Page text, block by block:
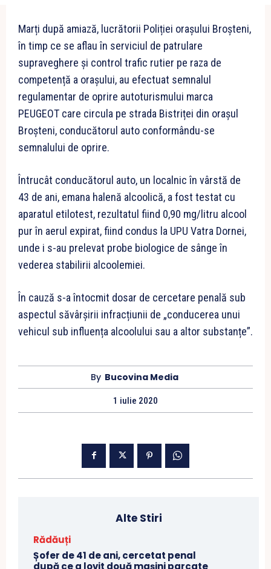
Marți după amiază, lucrătorii Poliției orașului Broșteni,
în timp ce se aflau în serviciul de patrulare
supraveghere și control trafic rutier pe raza de
competență a orașului, au efectuat semnalul
regulamentar de oprire autoturismului marca
PEUGEOT care circula pe strada Bistriței din oraşul
Broşteni, conducătorul auto conformându-se
semnalului de oprire.
Întrucât conducătorul auto, un localnic în vârstă de
43 de ani, emana halenă alcoolică, a fost testat cu
aparatul etilotest, rezultatul fiind 0,90 mg/litru alcool
pur în aerul expirat, fiind condus la UPU Vatra Dornei,
unde i s-au prelevat probe biologice de sânge în
vederea stabilirii alcoolemiei.
În cauză s-a întocmit dosar de cercetare penală sub
aspectul săvârșirii infracțiunii de „conducerea unui
vehicul sub influența alcoolului sau a altor substanțe”.
By Bucovina Media
1 iulie 2020
Alte Stiri
Rădăuți
Șofer de 41 de ani, cercetat penal
după ce a lovit două mașini parcate